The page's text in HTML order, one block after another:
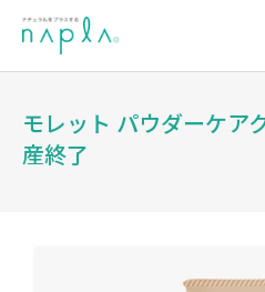
content
モレット パウダーケ
産終了